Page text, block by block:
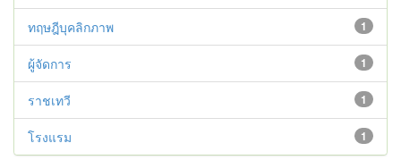
1
ทฤษฎีบุคลิกภาพ
1
ผู้จัดการ
1
ราชเทวี
1
โรงแรม